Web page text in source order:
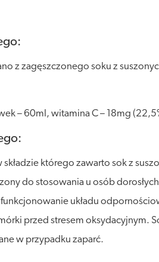
z zagęszczonego soku z
– 60ml, witamina C – 18mg
którego zawarto sok z
do stosowania u osób
układu
przed stresem oksydacyjnym.
w przypadku zaparć.